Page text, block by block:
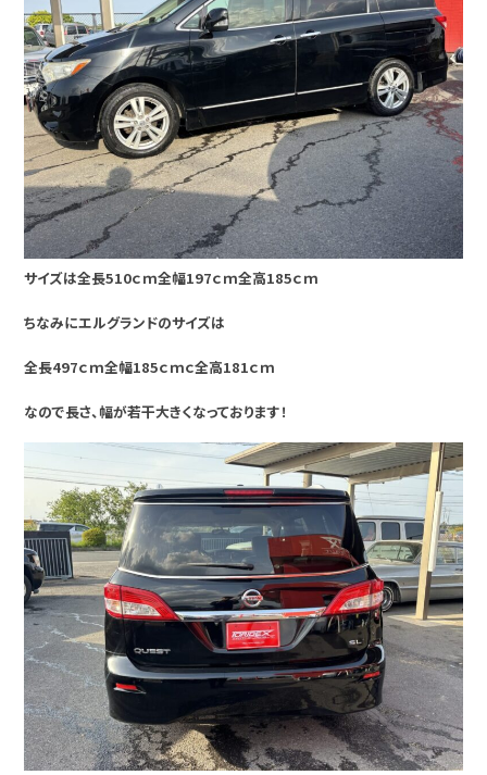
サイズは全長510ｃｍ全幅197ｃｍ全高185ｃｍ
ちなみにエルグランドのサイズは
全長497ｃｍ全幅185ｃｍｃ全高181ｃｍ
なので長さ、幅が若干大きくなっております！